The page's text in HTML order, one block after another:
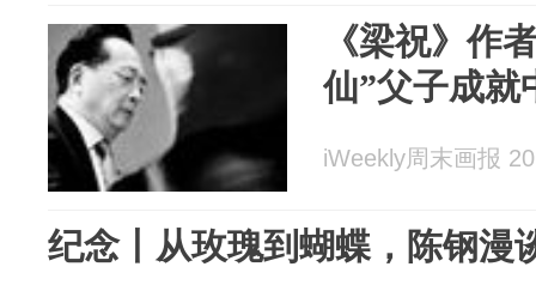
《梁祝》作
仙”父子成就
iWeekly周末画报
纪念丨从玫瑰到蝴蝶，陈钢漫